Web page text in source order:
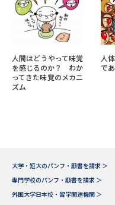
人間はどうやって味覚
を感じるのか？ わか
ってきた味覚のメカニ
ズム
人
で
大学・短大のパンフ・願書を請求 ＞
専門学校のパンフ・願書を請求 ＞
外国大学日本校・留学関連機関 ＞